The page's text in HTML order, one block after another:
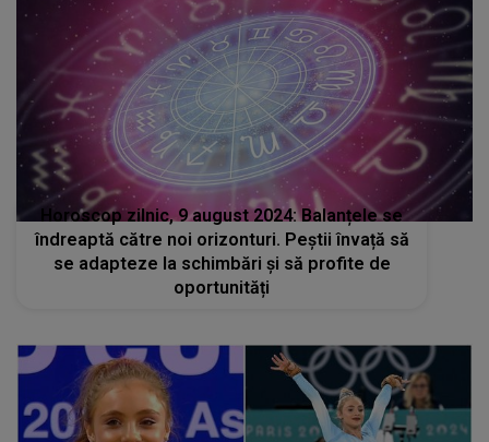
Horoscop zilnic, 9 august 2024: Balanțele se
îndreaptă către noi orizonturi. Peștii învață să
se adapteze la schimbări și să profite de
oportunități